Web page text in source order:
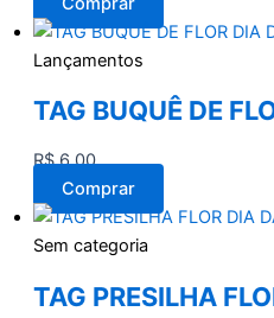
Lançamentos
TAG BUQUÊ DE
R$6,00
Comprar
Sem categoria
TAG PRESILHA